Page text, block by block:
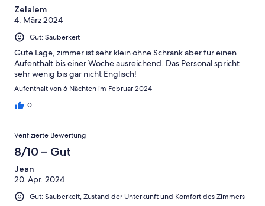
Zelalem
4. März 2024
Gut: Sauberkeit
Gute Lage, zimmer ist sehr klein ohne Schrank aber für einen
Aufenthalt bis einer Woche ausreichend. Das Personal spricht
sehr wenig bis gar nicht Englisch!
Aufenthalt von 6 Nächten im Februar 2024
0
Verifizierte Bewertung
8/10 – Gut
Jean
20. Apr. 2024
Gut: Sauberkeit, Zustand der Unterkunft und Komfort des Zimmers